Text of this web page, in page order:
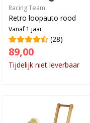
Racing Team
Retro loopauto rood
Vanaf 1 jaar
(28)
89,00
Tijdelijk niet leverbaar